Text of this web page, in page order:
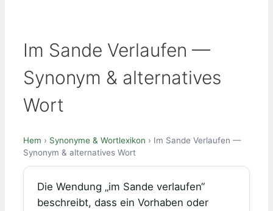
Im Sande Verlaufen —
Synonym & alternatives
Wort
Hem › Synonyme & Wortlexikon › Im Sande Verlaufen —
Synonym & alternatives Wort
Die Wendung „im Sande verlaufen“
beschreibt, dass ein Vorhaben oder